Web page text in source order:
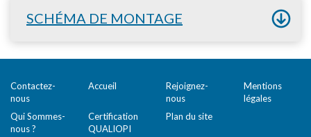
SCHÉMA DE MONTAGE
Contactez-
nous
Accueil
Rejoignez-
nous
Mentions
légales
Qui Sommes-
nous ?
Certification
QUALIOPI
Plan du site